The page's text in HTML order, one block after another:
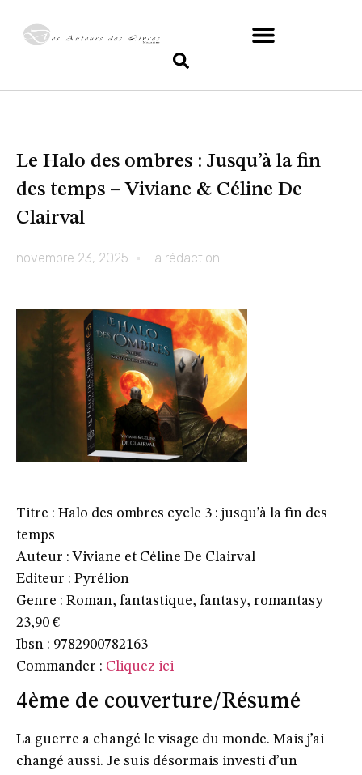
Le Halo des ombres : Jusqu’à la fin
des temps – Viviane & Céline De
Clairval
novembre 23, 2025 La rédaction
Titre : Halo des ombres cycle 3 : jusqu’à la fin des
temps
Auteur : Viviane et Céline De Clairval
Editeur : Pyrélion
Genre : Roman, fantastique, fantasy, romantasy
23,90 €
Ibsn : 9782900782163
Commander : Cliquez ici
4ème de couverture/Résumé
La guerre a changé le visage du monde. Mais j’ai
changé aussi. Je suis désormais investi d’un